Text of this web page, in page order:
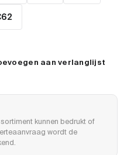
aan verlanglijst
kunnen bedrukt of
wordt de